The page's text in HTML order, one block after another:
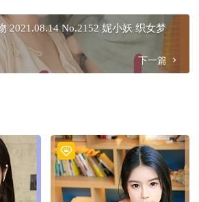
2021.08.14 No.2152 妮小妖 织女梦
下一篇